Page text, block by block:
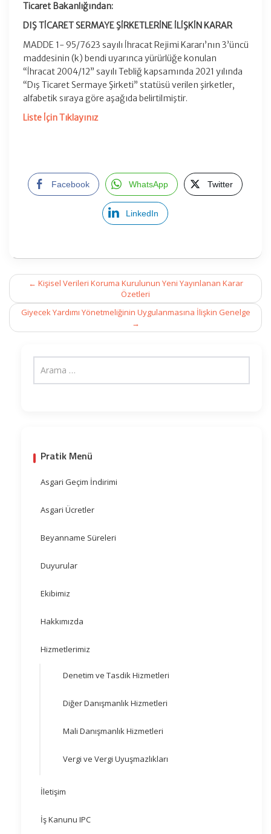
Ticaret Bakanlığından:
DIŞ TİCARET SERMAYE ŞİRKETLERİNE İLİŞKİN KARAR
MADDE 1- 95/7623 sayılı İhracat Rejimi Kararı’nın 3’üncü
maddesinin (k) bendi uyarınca yürürlüğe konulan
“İhracat 2004/12” sayılı Tebliğ kapsamında 2021 yılında
“Dış Ticaret Sermaye Şirketi” statüsü verilen şirketler,
alfabetik sıraya göre aşağıda belirtilmiştir.
Liste İçin Tıklayınız
Facebook WhatsApp Twitter
LinkedIn
Post
navigation
← Kişisel Verileri Koruma Kurulunun Yeni Yayınlanan Karar
Özetleri
Giyecek Yardımı Yönetmeliğinin Uygulanmasına İlişkin Genelge
→
Pratik Menü
Asgari Geçim İndirimi
Asgari Ücretler
Beyanname Süreleri
Duyurular
Ekibimiz
Hakkımızda
Hizmetlerimiz
Denetim ve Tasdik Hizmetleri
Diğer Danışmanlık Hizmetleri
Mali Danışmanlık Hizmetleri
Vergi ve Vergi Uyuşmazlıkları
İletişim
İş Kanunu IPC